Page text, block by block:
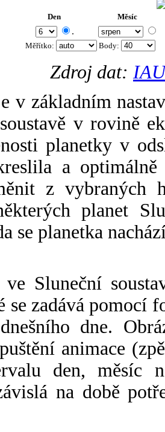
Den Měsíc
.
Měřítko: Body:
Zdroj dat:
v základním
v rovině
planetky v
a
z vybraných
planet
se planetka
ve Sluneční
se zadává pomocí
dne.
animace
den, měsíc
na době